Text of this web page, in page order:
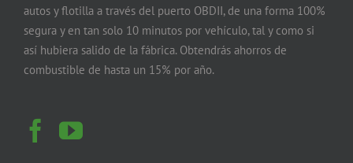
autos y flotilla a través del puerto OBDII, de una forma 100%
segura y en tan solo 10 minutos por vehículo, tal y como si
así hubiera salido de la fábrica. Obtendrás ahorros de
combustible de hasta un 15% por año.